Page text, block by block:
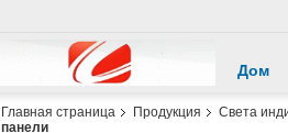
Дом
Главная страница Продукция Света
панели